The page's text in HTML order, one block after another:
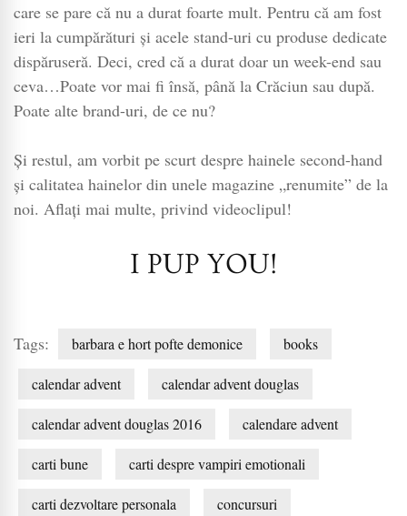
care se pare că nu a durat foarte mult. Pentru că am fost
ieri la cumpărături și acele stand-uri cu produse dedicate
dispăruseră. Deci, cred că a durat doar un week-end sau
ceva…Poate vor mai fi însă, până la Crăciun sau după.
Poate alte brand-uri, de ce nu?
Și restul, am vorbit pe scurt despre hainele second-hand
și calitatea hainelor din unele magazine „renumite” de la
noi. Aflați mai multe, privind videoclipul!
I PUP YOU!
Tags: barbara e hort pofte demonice books
calendar advent calendar advent douglas
calendar advent douglas 2016 calendare advent
carti bune carti despre vampiri emotionali
carti dezvoltare personala concursuri